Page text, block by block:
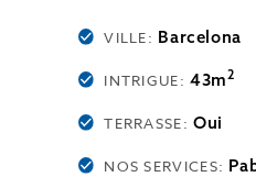
VILLE: Barcelona
INTRIGUE:43m2
TERRASSE:Oui
NOS SERVICES: